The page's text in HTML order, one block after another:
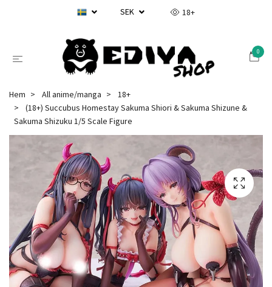
SEK 18+
0
Hem All anime/manga
18+
(18+) Succubus Homestay Sakuma Shiori & Sakuma Shizune &
Sakuma Shizuku 1/5 Scale Figure